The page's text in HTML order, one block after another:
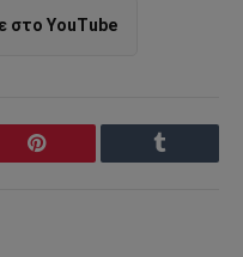
στο YouTube
Pinterest Tumblr